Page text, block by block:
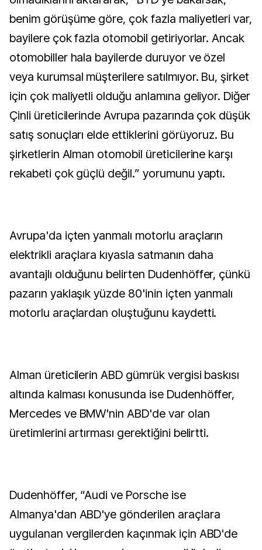
benim görüşüme göre, çok fazla maliyetleri var,
bayilere çok fazla otomobil getiriyorlar. Ancak
otomobiller hala bayilerde duruyor ve özel
veya kurumsal müşterilere satılmıyor. Bu, şirket
için çok maliyetli olduğu anlamına geliyor. Diğer
Çinli üreticilerinde Avrupa pazarında çok düşük
satış sonuçları elde ettiklerini görüyoruz. Bu
şirketlerin Alman otomobil üreticilerine karşı
rekabeti çok güçlü değil.” yorumunu yaptı.
Avrupa'da içten yanmalı motorlu araçların
elektrikli araçlara kıyasla satmanın daha
avantajlı olduğunu belirten Dudenhöffer, çünkü
pazarın yaklaşık yüzde 80'inin içten yanmalı
motorlu araçlardan oluştuğunu kaydetti.
Alman üreticilerin ABD gümrük vergisi baskısı
altında kalması konusunda ise Dudenhöffer,
Mercedes ve BMW'nin ABD'de var olan
üretimlerini artırması gerektiğini belirtti.
Dudenhöffer, “Audi ve Porsche ise
Almanya'dan ABD'ye gönderilen araçlara
uygulanan vergilerden kaçınmak için ABD'de